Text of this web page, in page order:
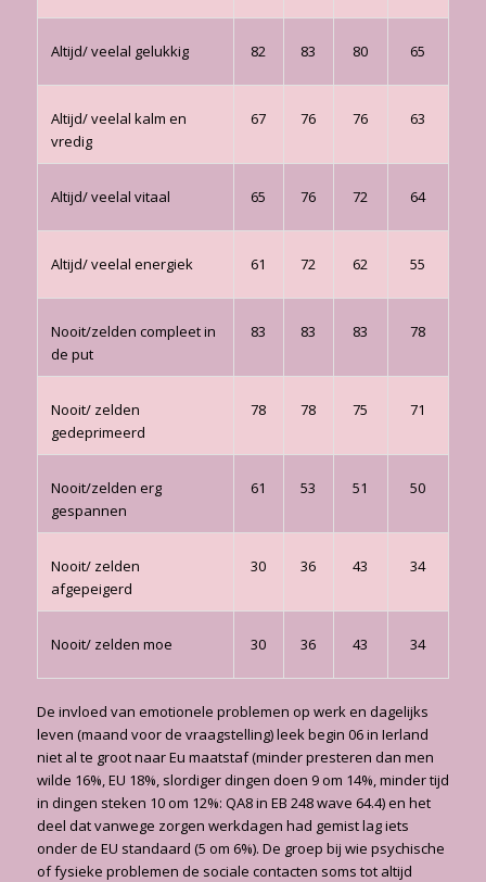
Altijd/ veelal gelukkig 82 83 80 65
Altijd/ veelal kalm en
vredig
67 76 76 63
Altijd/ veelal vitaal 65 76 72 64
Altijd/ veelal energiek 61 72 62 55
Nooit/zelden compleet in
de put
83 83 83 78
Nooit/ zelden
gedeprimeerd
78 78 75 71
Nooit/zelden erg
gespannen
61 53 51 50
Nooit/ zelden
afgepeigerd
30 36 43 34
Nooit/ zelden moe 30 36 43 34
De invloed van emotionele problemen op werk en dagelijks
leven (maand voor de vraagstelling) leek begin 06 in Ierland
niet al te groot naar Eu maatstaf (minder presteren dan men
wilde 16%, EU 18%, slordiger dingen doen 9 om 14%, minder tijd
in dingen steken 10 om 12%: QA8 in EB 248 wave 64.4) en het
deel dat vanwege zorgen werkdagen had gemist lag iets
onder de EU standaard (5 om 6%). De groep bij wie psychische
of fysieke problemen de sociale contacten soms tot altijd